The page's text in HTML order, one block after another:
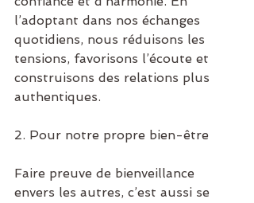
l’adoptant dans nos échanges
quotidiens, nous réduisons les
tensions, favorisons l’écoute et
construisons des relations plus
authentiques.
2. Pour notre propre bien-être
Faire preuve de bienveillance
envers les autres, c’est aussi se